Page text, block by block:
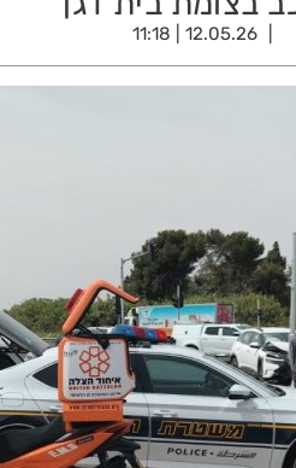
12.05.26 | 11:18